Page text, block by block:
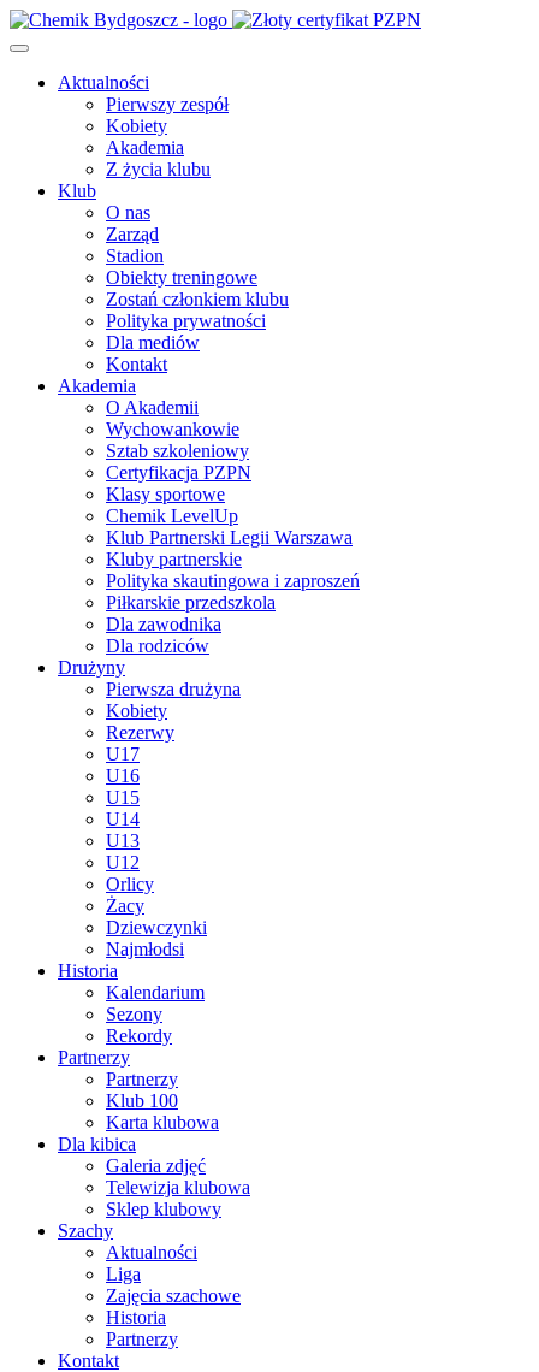
Aktualności
Pierwszy zespół
Kobiety
Akademia
Z życia klubu
Klub
O nas
Zarząd
Stadion
Obiekty treningowe
Zostań członkiem klubu
Polityka prywatności
Dla mediów
Kontakt
Akademia
O Akademii
Wychowankowie
Sztab szkoleniowy
Certyfikacja PZPN
Klasy sportowe
Chemik LevelUp
Klub Partnerski Legii Warszawa
Kluby partnerskie
Polityka skautingowa i zaproszeń
Piłkarskie przedszkola
Dla zawodnika
Dla rodziców
Drużyny
Pierwsza drużyna
Kobiety
Rezerwy
U17
U16
U15
U14
U13
U12
Orlicy
Żacy
Dziewczynki
Najmłodsi
Historia
Kalendarium
Sezony
Rekordy
Partnerzy
Partnerzy
Klub 100
Karta klubowa
Dla kibica
Galeria zdjęć
Telewizja klubowa
Sklep klubowy
Szachy
Aktualności
Liga
Zajęcia szachowe
Historia
Partnerzy
Kontakt